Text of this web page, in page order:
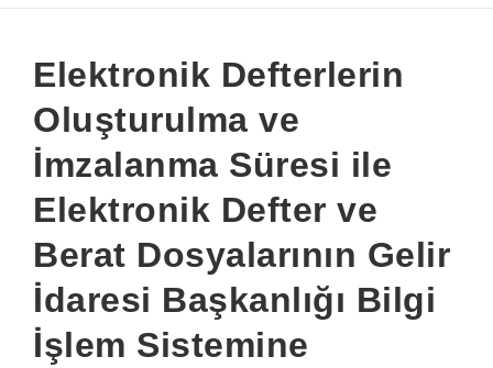
Elektronik Defterlerin
Oluşturulma ve
İmzalanma Süresi ile
Elektronik Defter ve
Berat Dosyalarının Gelir
İdaresi Başkanlığı Bilgi
İşlem Sistemine